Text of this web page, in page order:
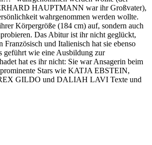
HAUPTMANN war ihr Großvater),
wahrgenommen werden wollte.
Körpergröße (184 cm) auf, sondern auch
Das Abitur ist ihr nicht geglückt,
Französisch und Italienisch hat sie ebenso
geführt wie eine Ausbildung zur
hat es ihr nicht: Sie war Ansagerin beim
Stars wie KATJA EBSTEIN,
GILDO und DALIAH LAVI Texte und